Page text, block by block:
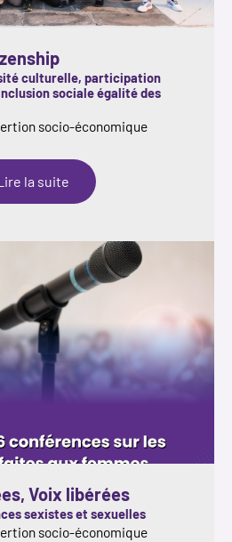
culturelle, participation
sociale égalité des
socio-économique
la suite
Intercultural
citizenship
Voix libérées
sexistes et sexuelles
socio-économique